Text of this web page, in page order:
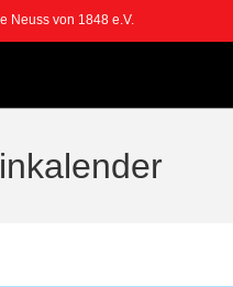
Neuss von 1848 e.V.